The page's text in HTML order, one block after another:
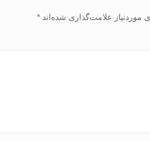
موردنیاز علامت‌گذاری شده‌اند*